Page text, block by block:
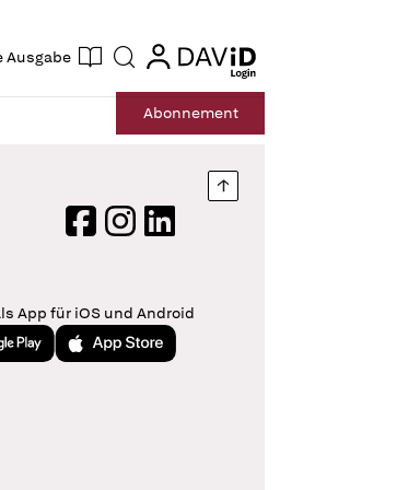
Ausgabe Suche login
Abonnement
Nach oben springen
FacebookInstagram
LinkedIn
App für iOS und Android
Play
Laden im App Store